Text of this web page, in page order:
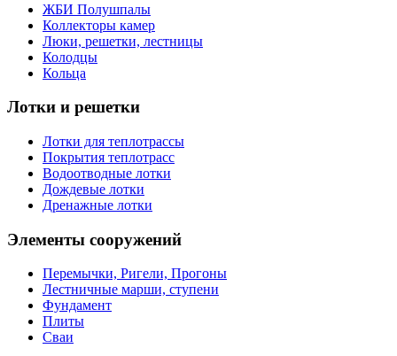
ЖБИ Полушпалы
Коллекторы камер
Люки, решетки, лестницы
Колодцы
Кольца
Лотки и решетки
Лотки для теплотрассы
Покрытия теплотрасс
Водоотводные лотки
Дождевые лотки
Дренажные лотки
Элементы сооружений
Перемычки, Ригели, Прогоны
Лестничные марши, ступени
Фундамент
Плиты
Сваи